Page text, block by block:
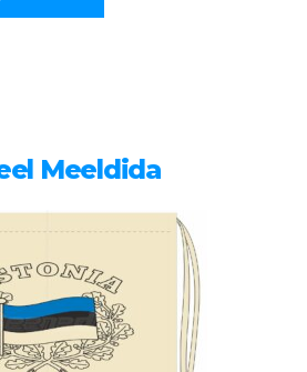
Meeldida